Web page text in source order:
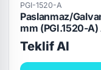
PGI-1520-A
Paslanmaz/
mm (PGI.1520-A)
Teklif Al